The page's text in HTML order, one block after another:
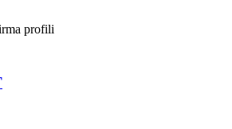
profili